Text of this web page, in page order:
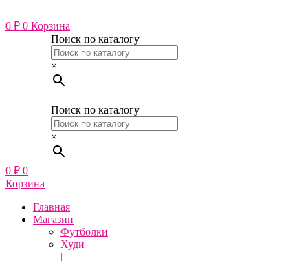
к
содержимому
0 ₽ 0 Корзина
Поиск по каталогу
×
Поиск по каталогу
×
0 ₽ 0
Корзина
Главная
Магазин
Футболки
Худи
|